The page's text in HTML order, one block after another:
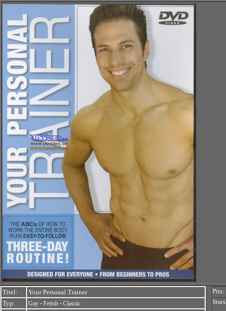
Titel:
Your Personal Trainer
Typ:
Gay - Fetish - Classic